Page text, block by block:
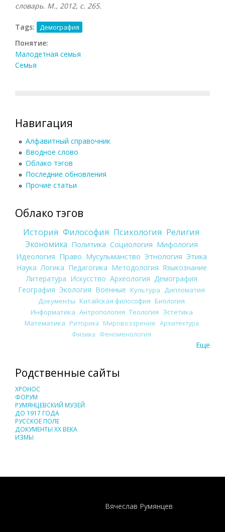
словарь. М., 2012, с. 265.
Tags: Демография
Понятие:
Малодетная семья
Семья
Навигация
Алфавитный справочник
Вводное слово
Облако тэгов
Последние обновления
Прочие статьи
Облако тэгов
История Философия Психология Религия
Экономика Политика Социология Мифология
Идеология Право Мусульманство Этнология Этика
Наука Логика Педагогика Методология Языкознание
Литература Искусство Археология Демография
География Экология Военные Культура
Дипломатия
Документы Китайская философия Биология
Информатика Антропология Теология Эстетика
Математика Риторика Мировоззрение Архитектура
Физика Феноменология
Еще
Родственные сайты
ХРОНОС
ФОРУМ
РУМЯНЦЕВСКИЙ МУЗЕЙ
ДО 1917 ГОДА
РУССКОЕ ПОЛЕ
ДОКУМЕНТЫ XX ВЕКА
ИЗМЫ
Вячеслав Румянцев